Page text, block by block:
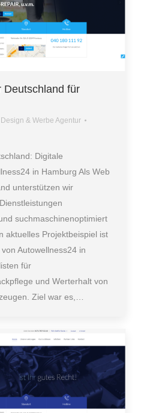
Deutschland für
& Werbe Agentur
Digitale
in Hamburg Als Web
unterstützen wir
suchmaschinenoptimiert
aktuelles Projektbeispiel ist
Autowellness24 in
für
und Werterhalt von
Ziel war es,…